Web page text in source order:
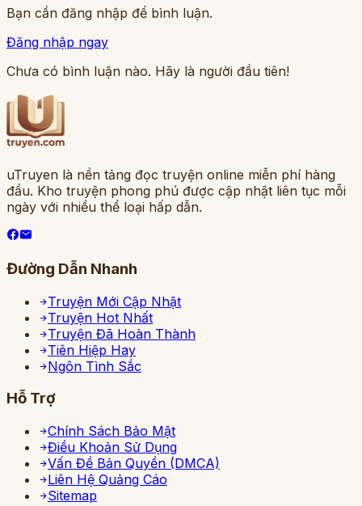
Bạn cần đăng nhập để bình luận.
Đăng nhập ngay
Chưa có bình luận nào. Hãy là người đầu tiên!
uTruyen là nền tảng đọc truyện online miễn phí hàng
đầu. Kho truyện phong phú được cập nhật liên tục mỗi
ngày với nhiều thể loại hấp dẫn.
Đường Dẫn Nhanh
Truyện Mới Cập Nhật
Truyện Hot Nhất
Truyện Đã Hoàn Thành
Tiên Hiệp Hay
Ngôn Tình Sắc
Hỗ Trợ
Chính Sách Bảo Mật
Điều Khoản Sử Dụng
Vấn Đề Bản Quyền (DMCA)
Liên Hệ Quảng Cáo
Sitemap